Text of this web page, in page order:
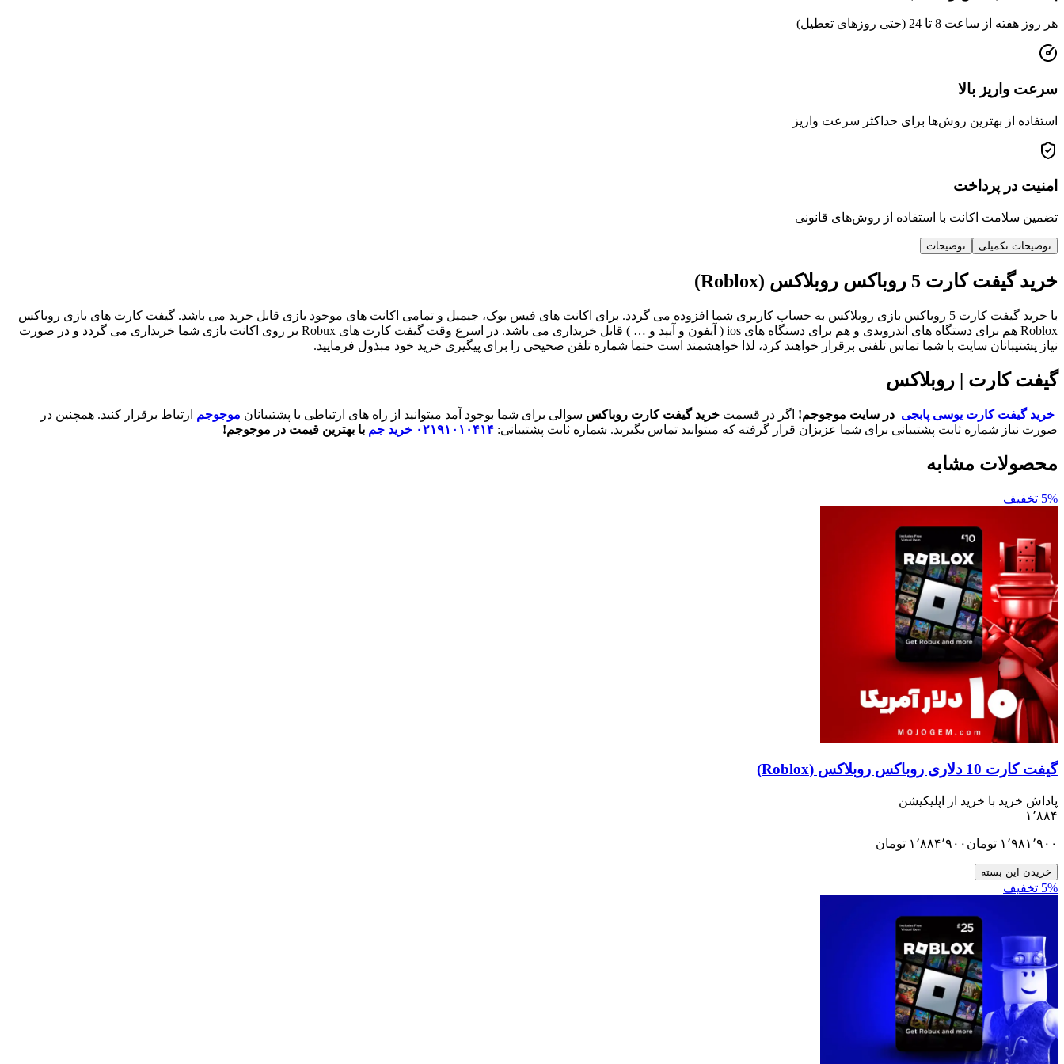
هر روز هفته از ساعت 8 تا 24 (حتی روزهای تعطیل)
سرعت واریز بالا
استفاده از بهترین روش‌ها برای حداکثر سرعت واریز
امنیت در پرداخت
تضمین سلامت اکانت با استفاده از روش‌های قانونی
توضیحات تکمیلی توضیحات
خرید گیفت کارت 5 روباکس روبلاکس (Roblox)
با خرید گیفت کارت 5 روباکس بازی روبلاکس به حساب کاربری شما افزوده می گردد. برای اکانت های فیس بوک، جیمیل و تمامی اکانت های موجود بازی قابل خرید می باشد. گیفت کارت های بازی روباکس
Roblox هم برای دستگاه های اندرویدی و هم برای دستگاه های ios‌ ( آیفون و آیپد و … ) قابل خریداری می باشد. در اسرع وقت گیفت کارت های Robux بر روی اکانت بازی شما خریداری می گردد و در صورت
نیاز پشتیبانان سایت با شما تماس تلفنی برقرار خواهند کرد، لذا خواهشمند است حتما شماره تلفن صحیحی را برای پیگیری خرید خود مبذول فرمایید.
گیفت کارت | روبلاکس
خرید گیفت کارت یوسی پابجی در سایت موجوجم! اگر در قسمت خرید گیفت کارت روباکس سوالی برای شما بوجود آمد میتوانید از راه های ارتباطی با پشتیبانان موجوجم ارتباط برقرار کنید. همچنین در
صورت نیاز شماره ثابت پشتیبانی برای شما عزیزان قرار گرفته که میتوانید تماس بگیرید. شماره ثابت پشتیبانی: ۰۲۱۹۱۰۱۰۴۱۴ خرید جم با بهترین قیمت در موجوجم!
محصولات مشابه
5% تخفیف
گیفت کارت 10 دلاری روباکس روبلاکس (Roblox)
پاداش خرید با خرید از اپلیکیشن
۱٬۸۸۴
۱٬۹۸۱٬۹۰۰ تومان ۱٬۸۸۴٬۹۰۰ تومان
خریدن این بسته
5% تخفیف